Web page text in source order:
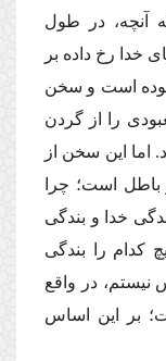
آنچه، در طول
خدا رخ داده بر
است و سخن
را از گردن
اما این سخن از
است؛ چرا
خدا و بندگى
كدام را بندگى
نیستم، در واقع
بر این اساس